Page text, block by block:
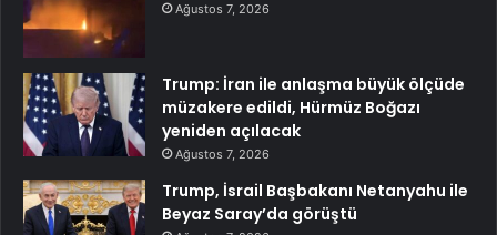
Ağustos 7, 2026
Trump: İran ile anlaşma büyük ölçüde
müzakere edildi, Hürmüz Boğazı
yeniden açılacak
Ağustos 7, 2026
Trump, İsrail Başbakanı Netanyahu ile
Beyaz Saray’da görüştü